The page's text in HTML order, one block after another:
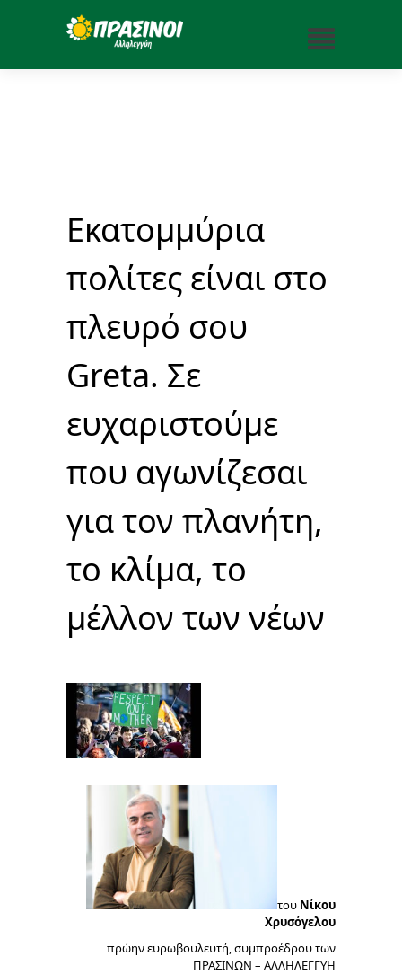
Εκατομμύρια
πολίτες είναι στο
πλευρό σου
Greta. Σε
ευχαριστούμε
που αγωνίζεσαι
για τον πλανήτη,
το κλίμα, το
μέλλον των νέων
του Νίκου
Χρυσόγελου
πρώην ευρωβουλευτή, συμπροέδρου των
ΠΡΑΣΙΝΩΝ – ΑΛΛΗΛΕΓΓΥΗ